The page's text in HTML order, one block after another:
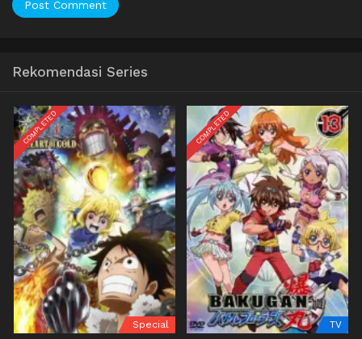
Rekomendasi Series
COMPLETED
Special
COMPLETED
TV